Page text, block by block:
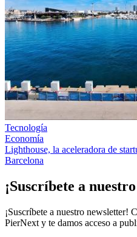
Tecnología
Economía
Lighthouse, la aceleradora de
Barcelona
¡Suscríbete a
¡Suscríbete a nuestro newsletter!
PierNext y te damos acceso a